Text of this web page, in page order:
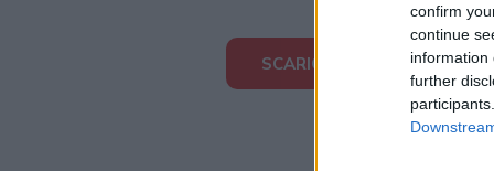
confirm
continue
information
further
SCARICA E LEGGI IL